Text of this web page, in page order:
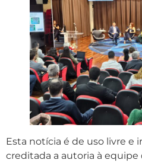
Esta notícia é de uso livre e
creditada a autoria à equipe